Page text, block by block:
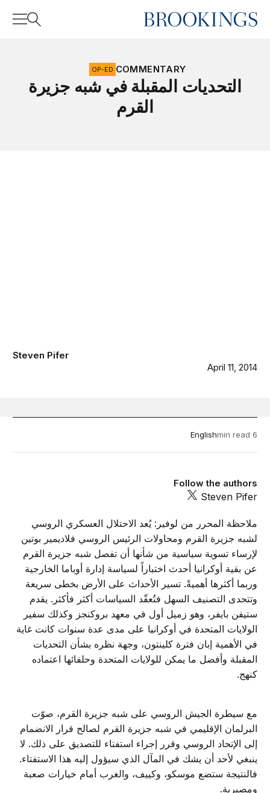
Home
COMMENTARY
OP-ED
التحديات المقبلة في شبه جزيرة
القرم
Steven Pifer
April 11, 2014
6 min read
English
Follow the authors
Steven Pifer
ملاحظة المحرر من لوفير: يُعد الاحتلال العسكري الروسي
لشبه جزيرة القرم ومحاولات الرئيس الروسي فلاديمير بوتين
لإرساء تسوية سياسية من شأنها أن تفصل شبه جزيرة القرم
عن بقية أوكرانيا أحدث اختباراً لسياسة إدارة أوباما الخارجية
وربما أكثرها أهميةً. تسير الأحداث على الأرض بخطى سريعة
وتتحدى التصنيف السهل فتُعقّد السياسات أكثر فأكثر. يقدم
ستيفن بايفر، وهو زميل أول في معهد بروكنجز وكذلك سفير
الولايات المتحدة في أوكرانيا على مدى عدة سنوات كانت غاية
في الأهمية إبان فترة كلينتون، وجهة نظره بشأن التحديات
المقبلة وأفضل ما يمكن للولايات المتحدة وحلفائها اعتماده
كنهج.
مع سيطرة الجيش الروسي على شبه جزيرة القرم، صوّت
البرلمان الإقليمي في شبه جزيرة القرم لصالح قرار الانضمام
إلى الإتحاد الروسي وقرر إجراء استفتاء للتصديق على ذلك. لا
ينبغي لأحد أن يشك في المآل الذي سيؤول إليه هذا الاستفتاء.
فالنتيجة ستضع موسكو، وكييف، والغرب أمام خيارات صعبة
ومصيرية.